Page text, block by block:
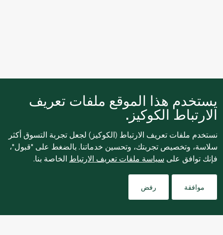
يستخدم هذا الموقع ملفات تعريف
الارتباط الكوكيز.
نستخدم ملفات تعريف الارتباط (الكوكيز) لجعل تجربة التسوق أكثر
سلاسة، وتخصيص تجربتك، وتحسين خدماتنا. بالضغط على "قبول"،
فإنك توافق على سياسة ملفات تعريف الارتباط الخاصة بنا.
موافقة رفض